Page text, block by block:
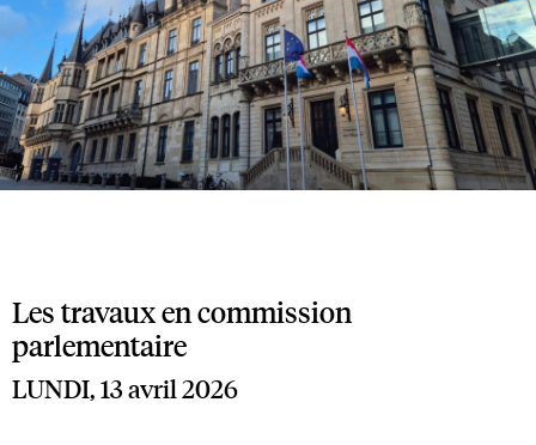
Les travaux en commission
parlementaire
LUNDI, 13 avril 2026